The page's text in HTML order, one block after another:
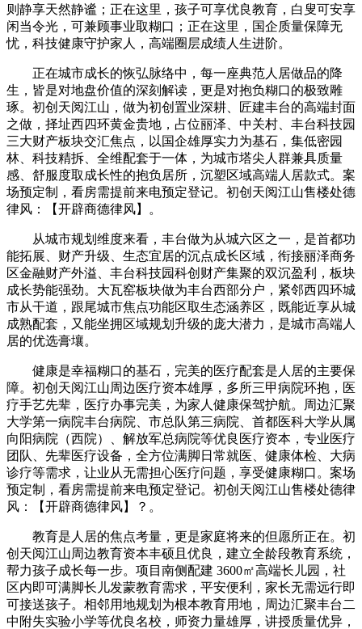
则静享天然静谧；正在这里，孩子可享优良教育，白叟可安享
闲当令光，可兼顾事业取糊口；正在这里，国企质量保障无
忧，科技健康守护家人，高端圈层成绩人生进阶。
正在城市成长的恢弘脉络中，每一座典范人居做品的降
生，皆是对地盘价值的深刻解读，更是对抱负糊口的极致雕
琢。初创天阅江山，做为初创置业深耕、匠建丰台的高端封面
之做，择址西四环黄金贵地，占位丽泽、中关村、丰台科技园
三大财产板块交汇焦点，以国企雄厚实力为基石，集低密园
林、科技精拆、全维配套于一体，为城市塔尖人群兼具质量
感、舒服度取成长性的抱负居所，沉塑区域高端人居款式。案
场预定制，看房需提前来电预定登记。初创天阅江山售楼处德
律风：【开辟商德律风】。
从城市规划维度来看，丰台做为从城六区之一，是首都功
能拓展、财产升级、生态宜居的沉点成长区域，衔接丽泽商务
区金融财产外溢、丰台科技园科创财产集聚的双沉盈利，板块
成长势能强劲。大瓦窑板块做为丰台西部分户，紧邻西四环城
市从干道，跟尾城市焦点功能区取生态涵养区，既能近享从城
成熟配套，又能坐拥区域规划升级的庞大潜力，是城市高端人
居的优选膏壤。
健康是幸福糊口的基石，完美的医疗配套是人居的主要保
障。初创天阅江山周边医疗资本雄厚，多所三甲病院环抱，医
疗手艺先辈，医疗办事完美，为家人健康保驾护航。周边汇聚
大学第一病院丰台病院、市总队第三病院、首都医科大学从属
向阳病院（西院）、解放军总病院等优良医疗资本，专业医疗
团队、先辈医疗设备，全方位满脚日常就医、健康体检、大病
诊疗等需求，让业从无需担心医疗问题，享受健康糊口。案场
预定制，看房需提前来电预定登记。初创天阅江山售楼处德律
风：【开辟商德律风】？。
教育是人居的焦点考量，更是家庭将来的但愿所正在。初
创天阅江山周边教育资本丰硕且优良，建立全龄段教育系统，
帮力孩子成长每一步。项目南侧配建 3600㎡高端长儿园，社
区内即可满脚长儿发蒙教育需求，平安便利，家长无需远行即
可接送孩子。相邻用地规划为根本教育用地，周边汇聚丰台二
中附失实验小学等优良名校，师资力量雄厚，讲授质量优异，